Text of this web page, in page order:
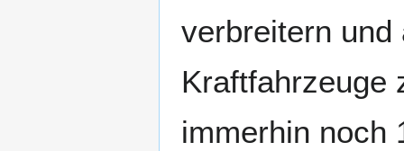
verbreitern
Kraftfahrzeuge
immerhin noch